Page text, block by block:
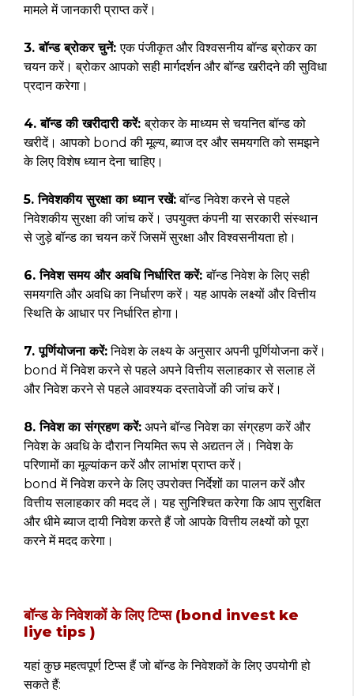
मामले में जानकारी प्राप्त करें।
3. बॉन्ड ब्रोकर चुनें:एक पंजीकृत और विश्वसनीय बॉन्ड ब्रोकर का
चयन करें। ब्रोकर आपको सही मार्गदर्शन और बॉन्ड खरीदने की सुविधा
प्रदान करेगा।
4. बॉन्ड की खरीदारी करें:ब्रोकर के माध्यम से चयनित बॉन्ड को
खरीदें। आपको bond की मूल्य, ब्याज दर और समयगति को समझने
के लिए विशेष ध्यान देना चाहिए।
5. निवेशकीय सुरक्षा का ध्यान रखें:बॉन्ड निवेश करने से पहले
निवेशकीय सुरक्षा की जांच करें। उपयुक्त कंपनी या सरकारी संस्थान
से जुड़े बॉन्ड का चयन करें जिसमें सुरक्षा और विश्वसनीयता हो।
6. निवेश समय और अवधि निर्धारित करें:बॉन्ड निवेश के लिए सही
समयगति और अवधि का निर्धारण करें। यह आपके लक्ष्यों और वित्तीय
स्थिति के आधार पर निर्धारित होगा।
7. पूर्णियोजना करें:निवेश के लक्ष्य के अनुसार अपनी पूर्णियोजना करें।
bond में निवेश करने से पहले अपने वित्तीय सलाहकार से सलाह लें
और निवेश करने से पहले आवश्यक दस्तावेजों की जांच करें।
8. निवेश का संग्रहण करें: अपने बॉन्ड निवेश का संग्रहण करें और
निवेश के अवधि के दौरान नियमित रूप से अद्यतन लें। निवेश के
परिणामों का मूल्यांकन करें और लाभांश प्राप्त करें।
bond में निवेश करने के लिए उपरोक्त निर्देशों का पालन करें और
वित्तीय सलाहकार की मदद लें। यह सुनिश्चित करेगा कि आप सुरक्षित
और धीमे ब्याज दायी निवेश करते हैं जो आपके वित्तीय लक्ष्यों को पूरा
करने में मदद करेगा।
बॉन्ड के निवेशकों के लिए टिप्स (bond invest ke
liye tips )
यहां कुछ महत्वपूर्ण टिप्स हैं जो बॉन्ड के निवेशकों के लिए उपयोगी हो
सकते हैं: